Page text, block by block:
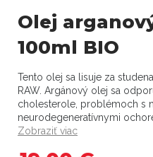
Olej
100ml BIO
Tento olej sa lisuje za
RAW. Argánový olej sa
cholesterole, problémoch s
neurodegeneratívnymi
Zobraziť viac